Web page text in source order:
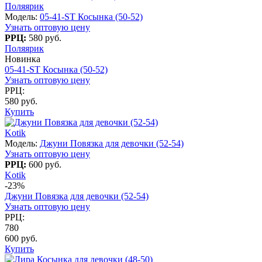
Поляярик
Модель: 05-41-ST Косынка (50-52)
Узнать оптовую цену
РРЦ: 580 руб.
Поляярик
Новинка
05-41-ST Косынка (50-52)
Узнать оптовую цену
РРЦ:
580 руб.
Купить
Kotik
Модель: Джуни Повязка для девочки (52-54)
Узнать оптовую цену
РРЦ: 600 руб.
Kotik
-23%
Джуни Повязка для девочки (52-54)
Узнать оптовую цену
РРЦ:
780
600 руб.
Купить